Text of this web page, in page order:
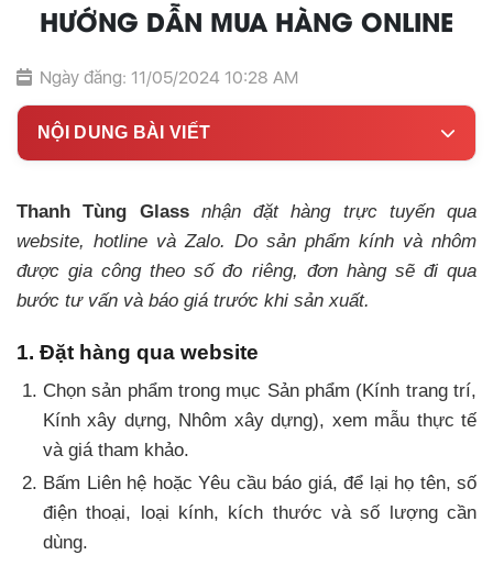
HƯỚNG DẪN MUA HÀNG ONLINE
Ngày đăng: 11/05/2024 10:28 AM
NỘI DUNG BÀI VIẾT
Thanh Tùng Glass
nhận đặt hàng trực tuyến qua
website, hotline và Zalo. Do sản phẩm kính và nhôm
được gia công theo số đo riêng, đơn hàng sẽ đi qua
bước tư vấn và báo giá trước khi sản xuất.
1. Đặt hàng qua website
Chọn sản phẩm trong mục Sản phẩm (Kính trang trí,
Kính xây dựng, Nhôm xây dựng), xem mẫu thực tế
và giá tham khảo.
Bấm Liên hệ hoặc Yêu cầu báo giá, để lại họ tên, số
điện thoại, loại kính, kích thước và số lượng cần
dùng.